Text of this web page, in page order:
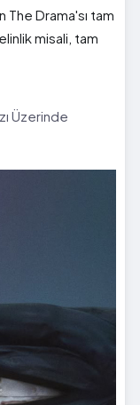
Drama'sı tam
misali, tam
Üzerinde